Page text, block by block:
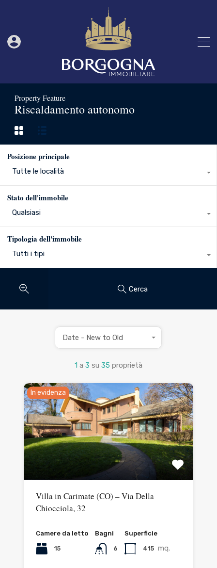
Property Feature
Riscaldamento autonomo
Posizione principale
Tutte le località
Stato dell'immobile
Qualsiasi
Tipologia dell'immobile
Tutti i tipi
Cerca
1 a 3 su 35 proprietà
Date - New to Old
In evidenza
Villa in Carimate (CO) – Via Della
Chiocciola, 32
Camere da letto
15
Bagni
6
Superficie
415 mq.